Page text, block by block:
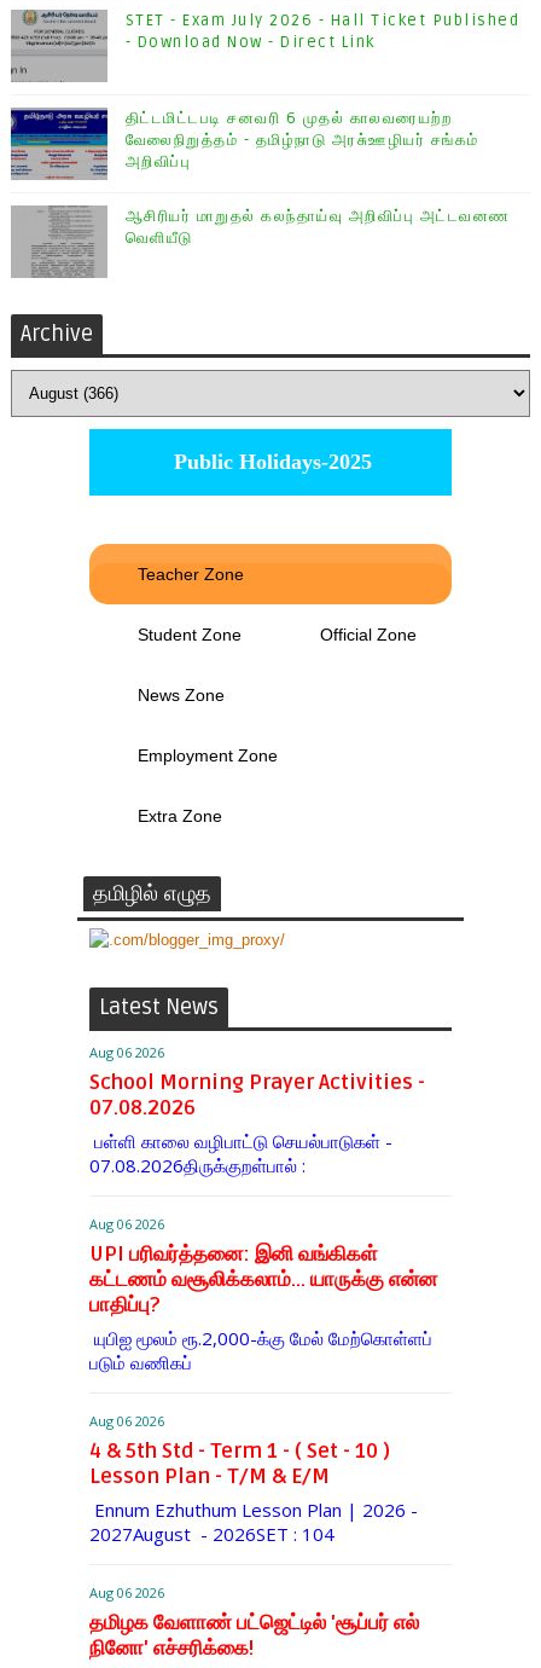
STET - Exam July 2026 - Hall Ticket Published
- Download Now - Direct Link
திட்டமிட்டபடி சனவரி 6 முதல் காலவரையற்ற
வேலைநிறுத்தம் - தமிழ்நாடு அரசு்ஊழியர் சங்கம்
அறிவிப்பு
ஆசிரியர் மாறுதல் கலந்தாய்வு அறிவிப்பு அட்டவனண
வெளியீடு
Archive
Public Holidays-2025
Teacher Zone
Student Zone Official Zone
News Zone
Employment Zone
Extra Zone
தமிழில் எழுத
Latest News
Aug 06 2026
School Morning Prayer Activities -
07.08.2026
பள்ளி காலை வழிபாட்டு செயல்பாடுகள் -
07.08.2026திருக்குறள்பால் :
Aug 06 2026
UPI பரிவர்த்தனை: இனி வங்கிகள்
கட்டணம் வசூலிக்கலாம்... யாருக்கு என்ன
பாதிப்பு?
யுபிஐ மூலம் ரூ.2,000-க்கு மேல் மேற்​கொள்​ளப்​
படும் வணி​கப்
Aug 06 2026
4 & 5th Std - Term 1 - ( Set - 10 )
Lesson Plan - T/M & E/M
Ennum Ezhuthum Lesson Plan | 2026 -
2027August - 2026SET : 104
Aug 06 2026
தமிழக வேளாண் பட்ஜெட்டில் 'சூப்பர் எல்
நினோ' எச்சரிக்கை!